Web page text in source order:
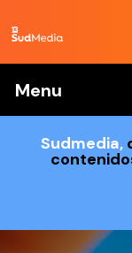
Menu
Sudmedia,